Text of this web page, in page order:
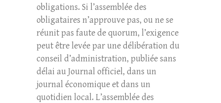
obligations. Si l’assemblée des
obligataires n’approuve pas, ou ne se
réunit pas faute de quorum, l’exigence
peut être levée par une délibération du
conseil d’administration, publiée sans
délai au Journal officiel, dans un
journal économique et dans un
quotidien local. L’assemblée des